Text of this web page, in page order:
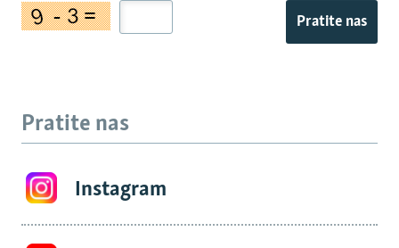
Pratite nas
Pratite nas
Instagram